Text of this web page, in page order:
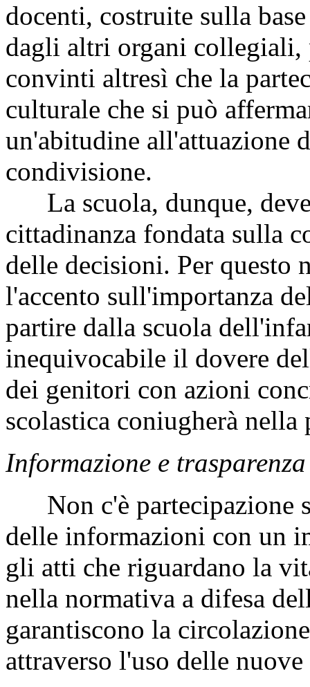
docenti, costruite sulla
dagli altri organi collegiali,
convinti altresì che la
culturale che si può
un'abitudine all'attuazione
condivisione.
La scuola, dunque, deve
cittadinanza fondata sulla
delle decisioni. Per questo
l'accento sull'importanza
partire dalla scuola
inequivocabile il dovere
dei genitori con azioni
scolastica coniugherà nella
Informazione e
Non c'è partecipazione
delle informazioni con un
gli atti che riguardano la
nella normativa a difesa
garantiscono la
attraverso l'uso delle